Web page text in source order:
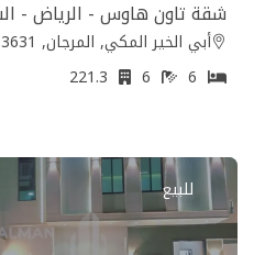
شقة تاون هاوس - الرياض -
أبي الخير المكي, المرجان, 13631, الرياض
للبيع